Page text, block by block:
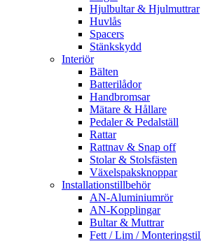
Hjulbultar & Hjulmuttrar
Huvlås
Spacers
Stänkskydd
Interiör
Bälten
Batterilådor
Handbromsar
Mätare & Hållare
Pedaler & Pedalställ
Rattar
Rattnav & Snap off
Stolar & Stolsfästen
Växelspaksknoppar
Installationstillbehör
AN-Aluminiumrör
AN-Kopplingar
Bultar & Muttrar
Fett / Lim /